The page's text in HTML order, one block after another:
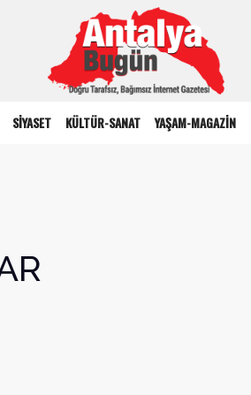
SİYASET KÜLTÜR-SANAT YAŞAM-MAGAZİN